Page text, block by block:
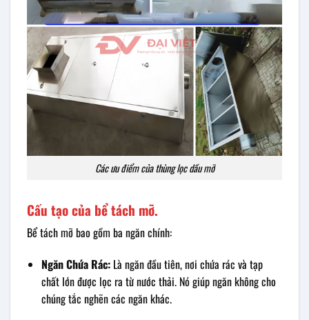
Các ưu điểm của thùng lọc dầu mỡ
Cấu tạo của bể tách mỡ.
Bể tách mỡ bao gồm ba ngăn chính:
Ngăn Chứa Rác:Là ngăn đầu tiên, nơi chứa rác và tạp
chất lớn được lọc ra từ nước thải. Nó giúp ngăn không cho
chúng tắc nghẽn các ngăn khác.